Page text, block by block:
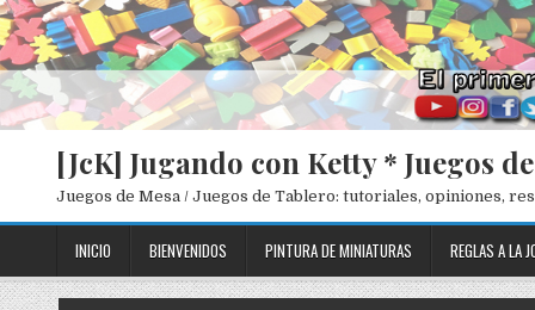
[JcK] Jugando con Ketty * Juegos
Juegos de Mesa / Juegos de Tablero: tutoriales, opiniones,
INICIO BIENVENIDOS PINTURA DE MINIATURAS REGLAS A LA